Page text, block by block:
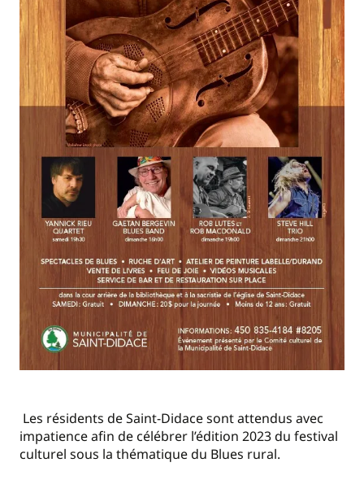
Les résidents de Saint-Didace sont attendus avec
impatience afin de célébrer l’édition 2023 du festival
culturel sous la thématique du Blues rural.